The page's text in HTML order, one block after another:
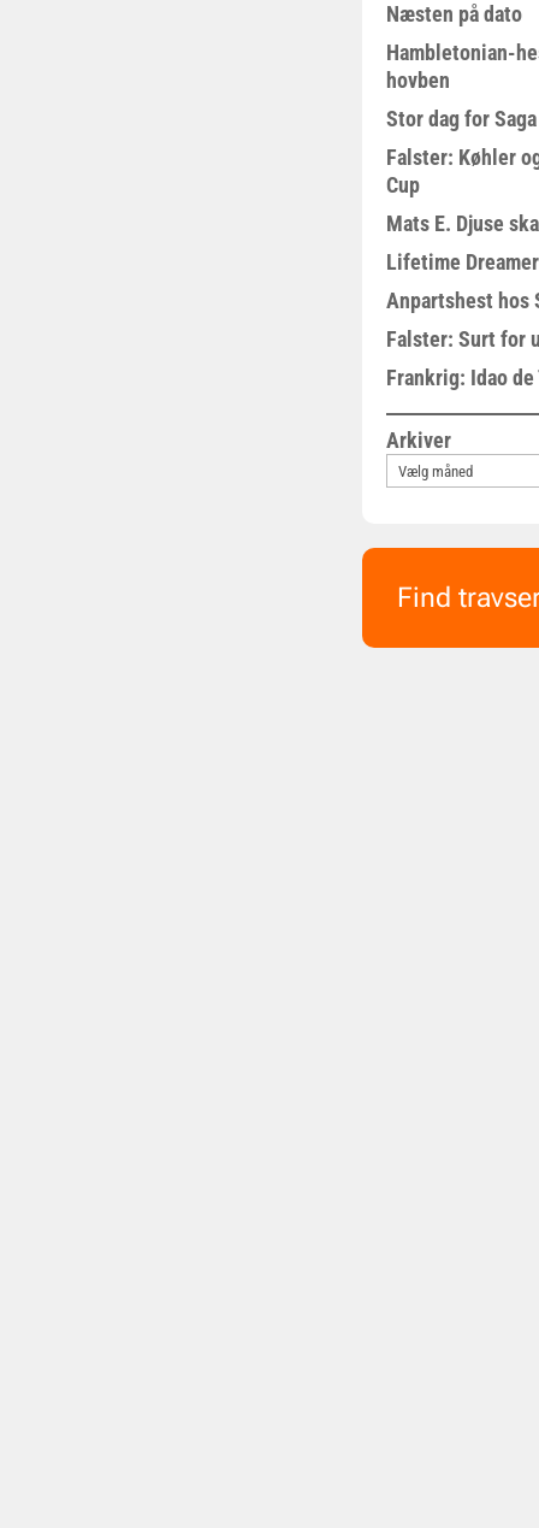
Næsten på dato
Hambletonian-
hovben
Stor dag for
Falster: Køhler
Cup
Mats E. Djuse
Lifetime
Anpartshest hos
Falster: Surt for
Frankrig: Idao
Arkiver
Find